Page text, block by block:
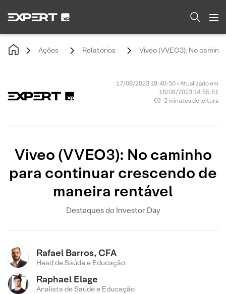
Ações Relatórios Viveo (VVEO3): No
17/08/2023 18:40:50 • Atualizado em
18/08/2023 14:55:51
2 minutos de leitura
Viveo (VVEO3): No caminho
para continuar crescendo de
maneira rentável
Destaques do Investor Day
Rafael Barros, CFA
Head de Saúde e Educação
Raphael Elage
Analista de Saúde e Educação